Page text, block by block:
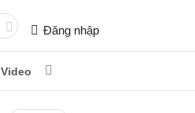
Đăng nhập
Video